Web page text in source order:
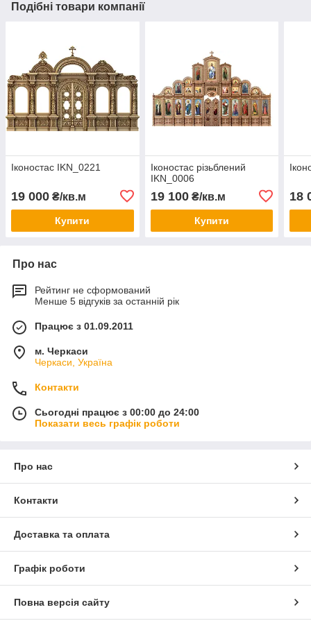
Подібні товари компанії
Іконостас IKN_0221
19 000 ₴/кв.м
Купити
Іконостас різьблений
IKN_0006
19 100₴/кв.м
Купити
18
Про нас
Рейтинг не сформований
Менше 5 відгуків за останній рік
Працює з 01.09.2011
м. Черкаси
Черкаси, Україна
Контакти
Сьогодні працює з 00:00 до 24:00
Показати весь графік роботи
Про нас
Контакти
Доставка та оплата
Графік роботи
Повна версія сайту